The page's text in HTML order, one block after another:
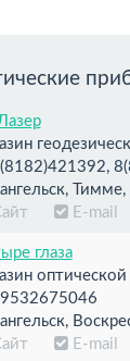
Тимме,
E-mail
глаза
оптической
E-mail